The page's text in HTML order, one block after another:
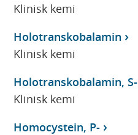
Klinisk kemi
Holotranskobalamin
Klinisk kemi
Holotranskobalamin, S-
Klinisk kemi
Homocystein, P-